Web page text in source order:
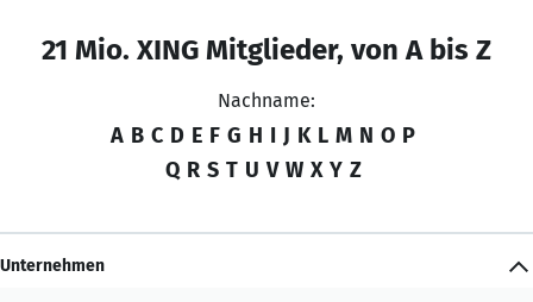
21 Mio. XING Mitglieder, von A bis Z
Nachname:
A B C D E F G H I J K L M N O P
Q R S T U V W X Y Z
Unternehmen